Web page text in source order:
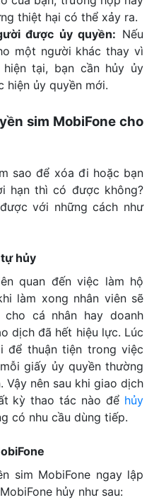
thiệt hại có thể xảy ra.
được ủy quyền: Nếu
một người khác thay vì
tại, bạn cần hủy ủy
hiện ủy quyền mới.
sim MobiFone cho
sao để xóa đi hoặc bạn
hạn thì có được không?
với những cách như
hủy
quan đến việc làm hộ
làm xong nhân viên sẽ
cá nhân hay doanh
dịch đã hết hiệu lực. Lúc
để thuận tiện trong việc
giấy ủy quyền thường
Vậy nên sau khi giao dịch
kỳ thao tác nào để hủy
có nhu cầu dùng tiếp.
sim MobiFone ngay lập
hủy như sau: